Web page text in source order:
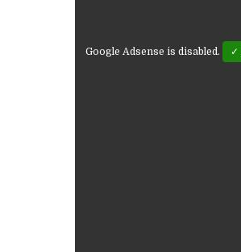
Google Adsense is disabled. ✓